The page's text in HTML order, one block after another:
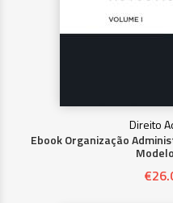
Direito
Ebook Organização
€